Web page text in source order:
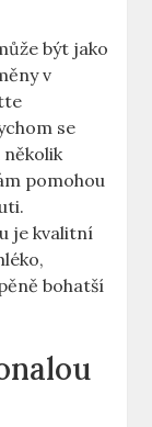
být⁤ jako⁤
v
se
pomohou
je kvalitní⁢
bohatší